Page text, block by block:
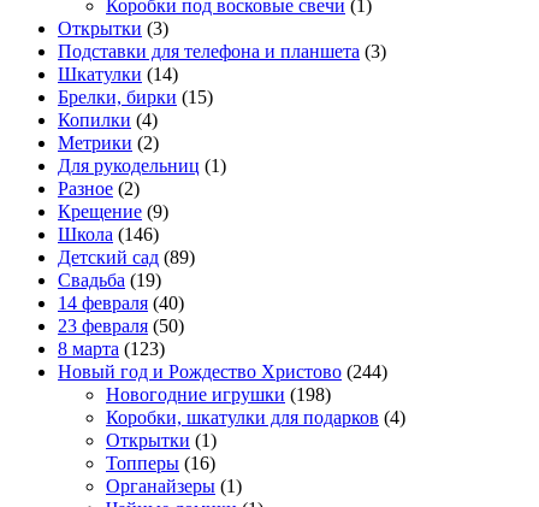
Коробки под восковые свечи (1)
Открытки (3)
Подставки для телефона и планшета (3)
Шкатулки (14)
Брелки, бирки (15)
Копилки (4)
Метрики (2)
Для рукодельниц (1)
Разное (2)
Крещение (9)
Школа (146)
Детский сад (89)
Свадьба (19)
14 февраля (40)
23 февраля (50)
8 марта (123)
Новый год и Рождество Христово (244)
Новогодние игрушки (198)
Коробки, шкатулки для подарков (4)
Открытки (1)
Топперы (16)
Органайзеры (1)